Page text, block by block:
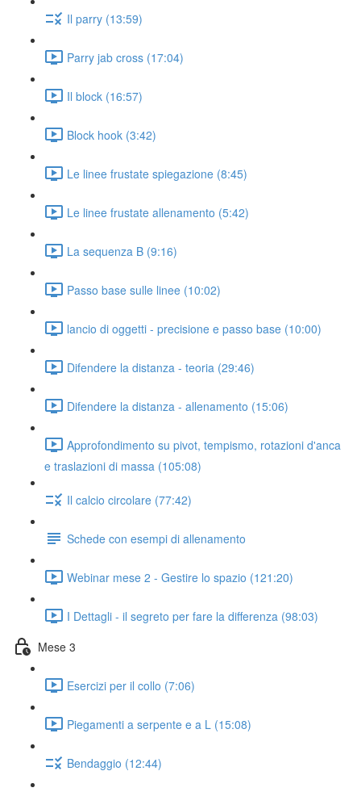
Il parry (13:59)
Parry jab cross (17:04)
Il block (16:57)
Block hook (3:42)
Le linee frustate spiegazione (8:45)
Le linee frustate allenamento (5:42)
La sequenza B (9:16)
Passo base sulle linee (10:02)
lancio di oggetti - precisione e passo base (10:00)
Difendere la distanza - teoria (29:46)
Difendere la distanza - allenamento (15:06)
Approfondimento su pivot, tempismo, rotazioni d'anca
e traslazioni di massa (105:08)
Il calcio circolare (77:42)
Schede con esempi di allenamento
Webinar mese 2 - Gestire lo spazio (121:20)
I Dettagli - il segreto per fare la differenza (98:03)
Mese 3
Esercizi per il collo (7:06)
Piegamenti a serpente e a L (15:08)
Bendaggio (12:44)